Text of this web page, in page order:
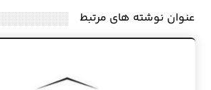
عنوان ‫نوشته های مرتبط